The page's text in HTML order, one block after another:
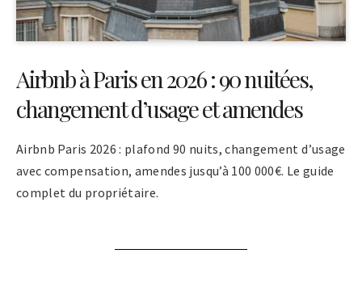
Airbnb à Paris en 2026 : 90 nuitées,
changement d’usage et amendes
Airbnb Paris 2026 : plafond 90 nuits, changement d’usage
avec compensation, amendes jusqu’à 100 000€. Le guide
complet du propriétaire.